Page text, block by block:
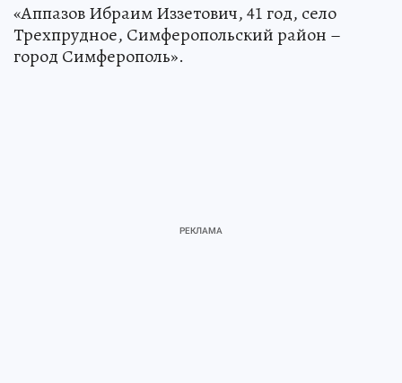
«Аппазов Ибраим Иззетович, 41 год, село
Трехпрудное, Симферопольский район –
город Симферополь».